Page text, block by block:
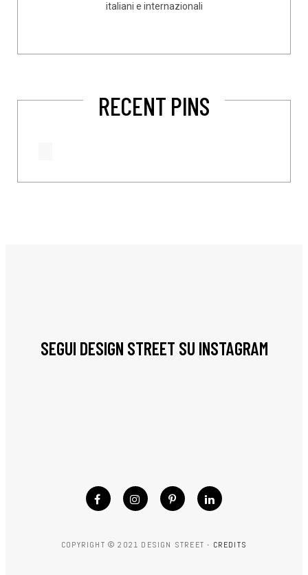
italiani e internazionali
RECENT PINS
SEGUI DESIGN STREET SU INSTAGRAM
COPYRIGHT © 2021 DESIGN STREET - CREDITS